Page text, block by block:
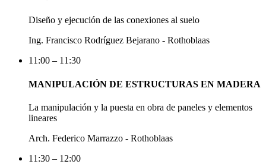
Diseño y ejecución de las conexiones al suelo
Ing. Francisco Rodríguez Bejarano - Rothoblaas
11:00 – 11:30
MANIPULACIÓN DE ESTRUCTURAS EN MADERA
La manipulación y la puesta en obra de paneles y elementos
lineares
Arch. Federico Marrazzo - Rothoblaas
11:30 – 12:00